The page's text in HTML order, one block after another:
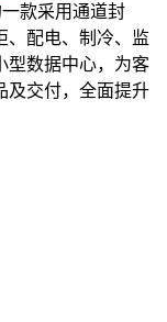
款采用通道封
、配电、制冷、监
型数据中心，为客
及交付，全面提升